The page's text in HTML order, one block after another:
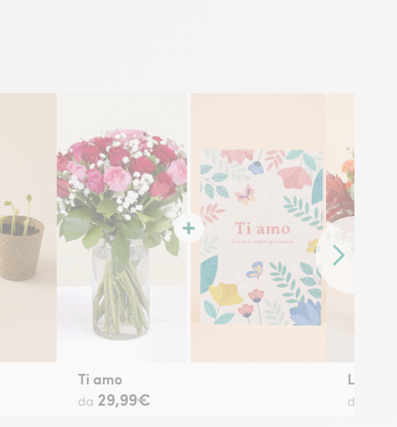
Contenuto
Ti amo
da 29,99€
Luci
da